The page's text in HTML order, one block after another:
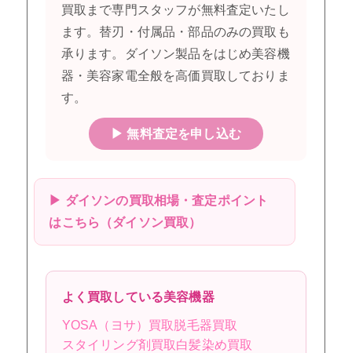
買取まで専門スタッフが無料査定いたし
ます。替刃・付属品・部品のみの買取も
承ります。ダイソン製品をはじめ美容機
器・美容家電全般を高価買取しておりま
す。
▶ 無料査定を申し込む
▶ ダイソンの買取相場・査定ポイント
はこちら（ダイソン買取）
よく買取している美容機器
YOSA（ヨサ）買取 脱毛器買取
スタイリング剤買取白髪染め買取